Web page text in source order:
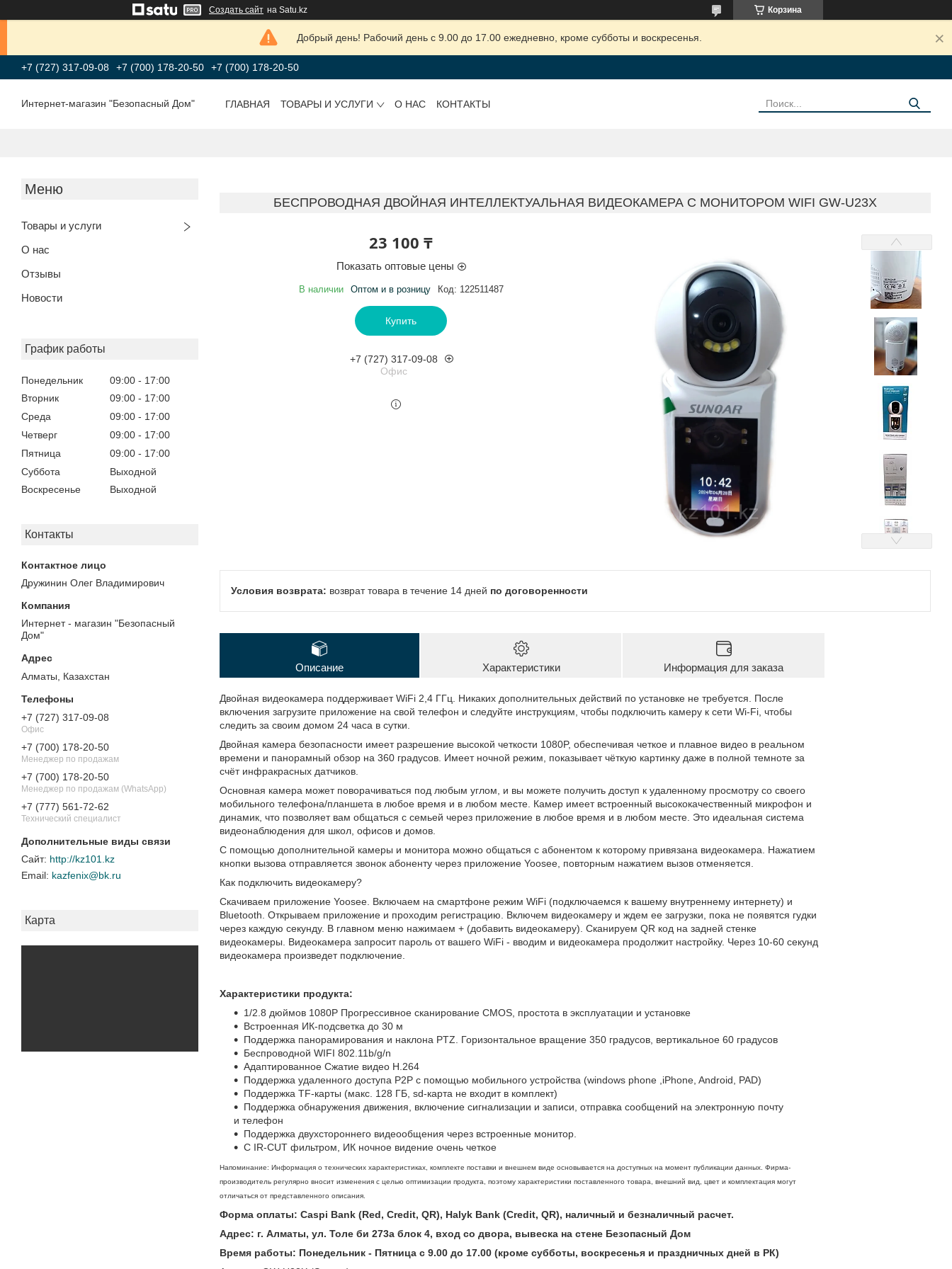
Создать сайт на Satu.kz Корзина
Добрый день! Рабочий день с 9.00 до 17.00 ежедневно, кроме субботы и воскресенья.
+7 (727) 317-09-08 +7 (700) 178-20-50 +7 (700) 178-20-50
Интернет-магазин "Безопасный Дом" ГЛАВНАЯ ТОВАРЫ И УСЛУГИ О НАС КОНТАКТЫ
Товары и услуги
О нас
Отзывы
Новости
График работы
Понедельник 09:00
17:00
Вторник
09:00
17:00
Среда
09:00
17:00
Четверг
09:00
17:00
Пятница
09:00
17:00
Суббота
Выходной
Воскресенье
Выходной
Контакты
Дружинин Олег Владимирович
Интернет - магазин "Безопасный
Дом"
Алматы, Казахстан
+7 (727) 317-09-08
Офис
+7 (700) 178-20-50
Менеджер по продажам
+7 (700) 178-20-50
Менеджер по продажам (WhatsApp)
+7 (777) 561-72-62
Технический специалист
http://kz101.kz
kazfenix@bk.ru
Карта
БЕСПРОВОДНАЯ ДВОЙНАЯ ИНТЕЛЛЕКТУАЛЬНАЯ ВИДЕОКАМЕРА С МОНИТОРОМ WIFI GW-U23X
23 100 ₸
Показать оптовые цены
В наличии Оптом и в розницу Код: 122511487
Купить
+7 (727) 317-09-08
Офис
возврат товара в течение 14 дней по договоренности
Описание Характеристики Информация для заказа
Двойная видеокамера поддерживает WiFi 2,4 ГГц. Никаких дополнительных действий по установке не требуется. После
включения загрузите приложение на свой телефон и следуйте инструкциям, чтобы подключить камеру к сети Wi-Fi, чтобы
следить за своим домом 24 часа в сутки.
Двойная камера безопасности имеет разрешение высокой четкости 1080P, обеспечивая четкое и плавное видео в реальном
времени и панорамный обзор на 360 градусов. Имеет ночной режим, показывает чёткую картинку даже в полной темноте за
счёт инфракрасных датчиков.
Основная камера может поворачиваться под любым углом, и вы можете получить доступ к удаленному просмотру со своего
мобильного телефона/планшета в любое время и в любом месте. Камер имеет встроенный высококачественный микрофон и
динамик, что позволяет вам общаться с семьей через приложение в любое время и в любом месте. Это идеальная система
видеонаблюдения для школ, офисов и домов.
С помощью дополнительной камеры и монитора можно общаться с абонентом к которому привязана видеокамера. Нажатием
кнопки вызова отправляется звонок абоненту через приложение Yoosee, повторным нажатием вызов отменяется.
Как подключить видеокамеру?
Скачиваем приложение Yoosee. Включаем на смартфоне режим WiFi (подключаемся к вашему внутреннему интернету) и
Bluetooth. Открываем приложение и проходим регистрацию. Включем видеокамеру и ждем ее загрузки, пока не появятся гудки
через каждую секунду. В главном меню нажимаем + (добавить видеокамеру). Сканируем QR код на задней стенке
видеокамеры. Видеокамера запросит пароль от вашего WiFi - вводим и видеокамера продолжит настройку. Через 10-60 секунд
видеокамера произведет подключение.
Характеристики продукта:
1/2.8 дюймов 1080P Прогрессивное сканирование CMOS, простота в эксплуатации и установке
Встроенная ИК-подсветка до 30 м
Поддержка панорамирования и наклона PTZ. Горизонтальное вращение 350 градусов, вертикальное 60 градусов
Беспроводной WIFI 802.11b/g/n
Адаптированное Сжатие видео H.264
Поддержка удаленного доступа P2P с помощью мобильного устройства (windows phone ,iPhone, Android, PAD)
Поддержка TF-карты (макс. 128 ГБ, sd-карта не входит в комплект)
Поддержка обнаружения движения, включение сигнализации и записи, отправка сообщений на электронную почту
и телефон
Поддержка двухстороннего видеообщения через встроенные монитор.
С IR-CUT фильтром, ИК ночное видение очень четкое
Напоминание: Информация о технических характеристиках, комплекте поставки и внешнем виде основывается на доступных на момент публикации данных. Фирма-
производитель регулярно вносит изменения с целью оптимизации продукта, поэтому характеристики поставленного товара, внешний вид, цвет и комплектация могут
отличаться от представленного описания.
Форма оплаты: Caspi Bank (Red, Credit, QR), Halyk Bank (Credit, QR), наличный и безналичный расчет.
Адрес: г. Алматы, ул. Толе би 273а блок 4, вход со двора, вывеска на стене Безопасный Дом
Время работы: Понедельник - Пятница с 9.00 до 17.00 (кроме субботы, воскресенья и праздничных дней в РК)